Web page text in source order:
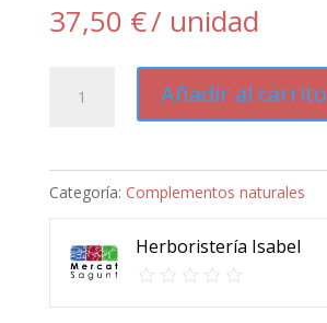
37,50 €/ unidad
Vein
comp.
Apto
veganos.
Añadir al carrito
Categoría: Complementos naturales
Herboristería Isabel